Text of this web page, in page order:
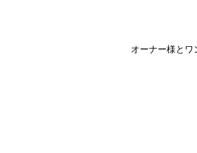
オーナ
S様は